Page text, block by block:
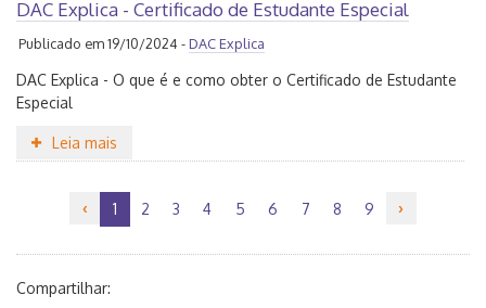
DAC Explica - Certificado de Estudante Especial
Publicado em 19/10/2024 -DAC Explica
DAC Explica - O que é e como obter o Certificado de Estudante
Especial
Leia mais
‹ 1 2 3 4 5 6 7 8 9 ›
Compartilhar: